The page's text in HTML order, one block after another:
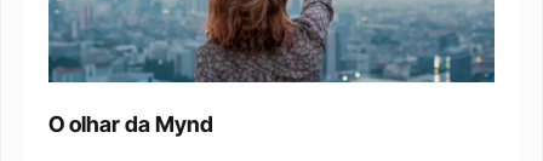
O olhar da Mynd